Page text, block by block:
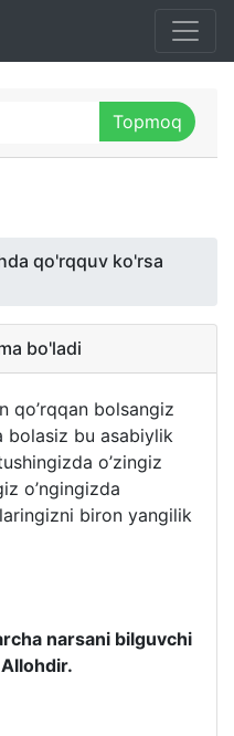
qo'rqquv ko'rsa
bo'ladi
qo’rqqan bolsangiz
bolasiz bu asabiylik
o’zingiz
o’ngingizda
biron yangilik
narsani bilguvchi